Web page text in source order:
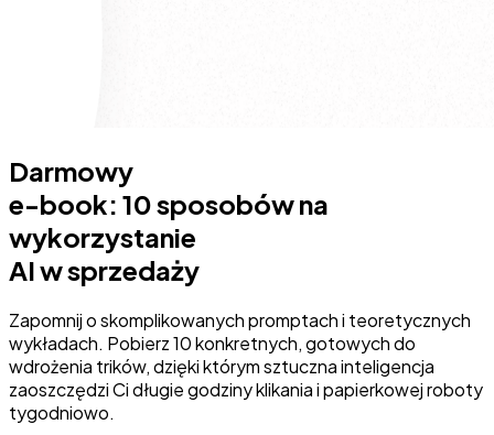
Darmowy
e-book: 10 sposobów na
wykorzystanie
AI w sprzedaży
Zapomnij o skomplikowanych promptach i teoretycznych
wykładach. Pobierz 10 konkretnych, gotowych do
wdrożenia trików, dzięki którym sztuczna inteligencja
zaoszczędzi Ci długie godziny klikania i papierkowej roboty
tygodniowo.